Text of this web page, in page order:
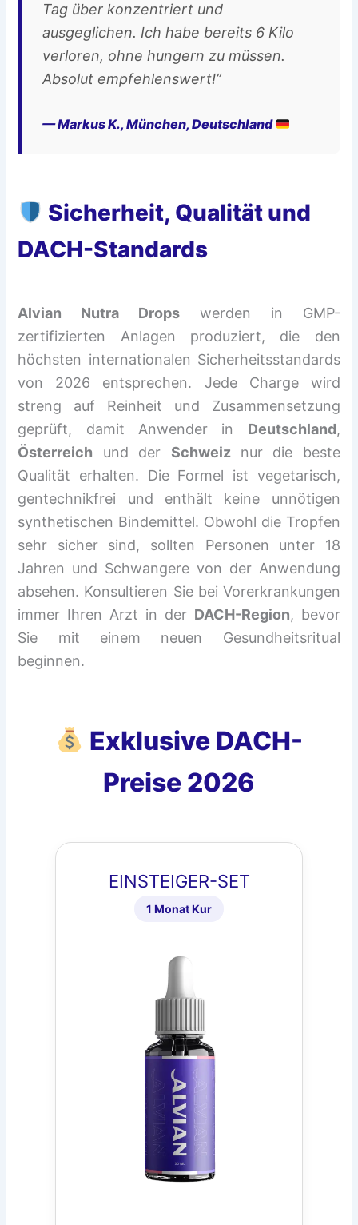
Tag über konzentriert und
ausgeglichen. Ich habe bereits 6 Kilo
verloren, ohne hungern zu müssen.
Absolut empfehlenswert!”
— Markus K., München, Deutschland
Sicherheit, Qualität und
DACH-Standards
Alvian Nutra Drops werden in GMP-
zertifizierten Anlagen produziert, die den
höchsten internationalen Sicherheitsstandards
von 2026 entsprechen. Jede Charge wird
streng auf Reinheit und Zusammensetzung
geprüft, damit Anwender in Deutschland,
Österreich und der Schweiznur die beste
Qualität erhalten. Die Formel ist vegetarisch,
gentechnikfrei und enthält keine unnötigen
synthetischen Bindemittel. Obwohl die Tropfen
sehr sicher sind, sollten Personen unter 18
Jahren und Schwangere von der Anwendung
absehen. Konsultieren Sie bei Vorerkrankungen
immer Ihren Arzt in der DACH-Region, bevor
Sie mit einem neuen Gesundheitsritual
beginnen.
Exklusive DACH-
Preise 2026
EINSTEIGER-SET
1 Monat Kur